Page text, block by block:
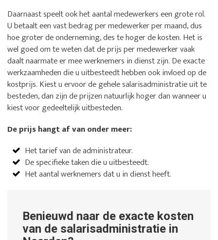
Daarnaast speelt ook het aantal medewerkers een grote rol.
U betaalt een vast bedrag per medewerker per maand, dus
hoe groter de onderneming, des te hoger de kosten. Het is
wel goed om te weten dat de prijs per medewerker vaak
daalt naarmate er mee werknemers in dienst zijn. De exacte
werkzaamheden die u uitbesteedt hebben ook invloed op de
kostprijs. Kiest u ervoor de gehele salarisadministratie uit te
besteden, dan zijn de prijzen natuurlijk hoger dan wanneer u
kiest voor gedeeltelijk uitbesteden.
De prijs hangt af van onder meer:
Het tarief van de administrateur.
De specifieke taken die u uitbesteedt.
Het aantal werknemers dat u in dienst heeft.
Benieuwd naar de exacte kosten
van de salarisadministratie in